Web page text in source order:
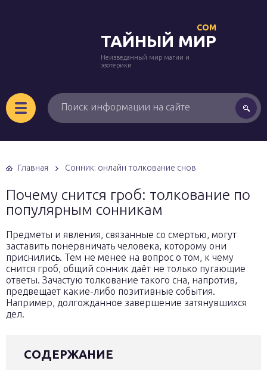
ТАЙНЫЙ МИР
COM
Неизведанный мир магии и
эзотерики
Главная Сонник: онлайн толкование снов
Почему снится гроб: толкование по
популярным сонникам
Предметы и явления, связанные со смертью, могут
заставить понервничать человека, которому они
приснились. Тем не менее на вопрос о том, к чему
снится гроб, общий сонник даёт не только пугающие
ответы. Зачастую толкование такого сна, напротив,
предвещает какие-либо позитивные события.
Например, долгожданное завершение затянувшихся
дел.
СОДЕРЖАНИЕ